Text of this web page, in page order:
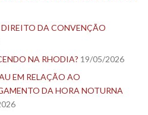
DA CONVENÇÃO
NA RHODIA? 19/05/2026
EM RELAÇÃO AO
DA HORA NOTURNA